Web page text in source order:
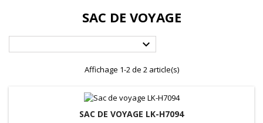
SAC DE VOYAGE

Affichage 1-2 de 2 article(s)
SAC DE VOYAGE LK-H7094